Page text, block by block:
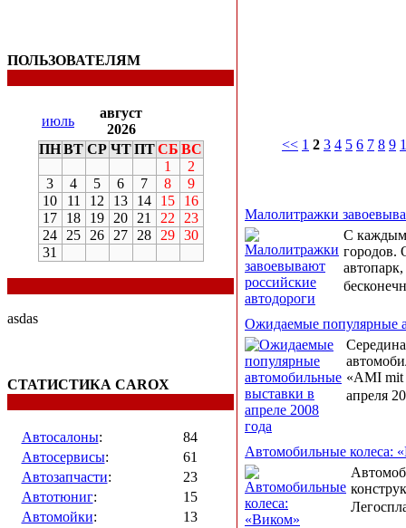
ПОЛЬЗОВАТЕЛЯМ
июль
август
2026
ПНВТ СР ЧТ ПТ СБ ВС
1
2
3
4 5 6 7 8
9
10
11 12 13 14 15
16
17
18 19 20 21 22
23
24
25 26 27 28 29 30
31
asdas
СТАТИСТИКА CAROX
Автосалоны:
84
Автосервисы:
61
Автозапчасти:
23
Автотюниг:
15
Автомойки:
13
<< 1 2 3 4 5 6 7 8 9
Малолитражки
С каждым
городов.
Ожидаемые популярные
«AMI mit
апреля
Автомобильные колеса: